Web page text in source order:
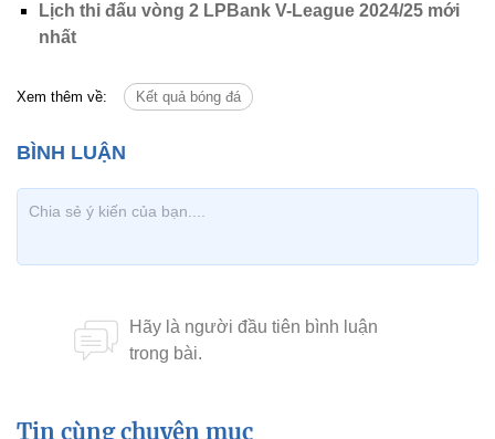
Lịch thi đấu vòng 2 LPBank V-League 2024/25 mới
nhất
Xem thêm về: Kết quả bóng đá
Tin cùng chuyên mục